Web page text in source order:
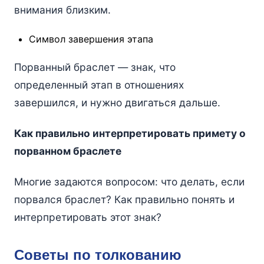
внимания близким.
Символ завершения этапа
Порванный браслет — знак, что
определенный этап в отношениях
завершился, и нужно двигаться дальше.
Как правильно интерпретировать примету о
порванном браслете
Многие задаются вопросом: что делать, если
порвался браслет? Как правильно понять и
интерпретировать этот знак?
Советы по толкованию